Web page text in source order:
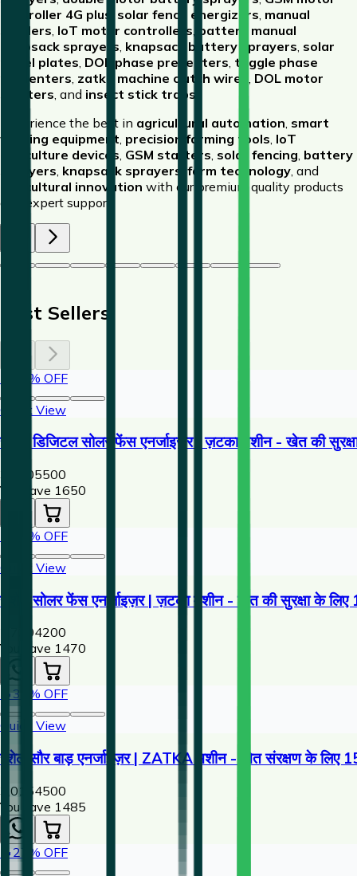
controller 4G plus
solar fence energizers manual
seeders IoT motor controllers
battery manual
knapsack sprayers knapsack battery sprayers solar
panel plates DOL phase preventers toggle phase
preventers zatka machine clutch wires
DOL motor
starters , and insect stick traps
Experience the best in agricultural automation smart
farming equipment precision farming tools IoT
agriculture devices GSM starters solar fencing battery
sprayers knapsack sprayers farm technology , and
agricultural innovation with our premium quality products
and expert support.
Best Sellers
% OFF
Quick View
राशैल डिजिटल सोलर फेंस एनर्जाइज़र | ज़टका मशीन - खेत की
3,8505500
You save ₹ 1650
% OFF
Quick View
राशैल सोलर फेंस एनर्जाइज़र | ज़टका मशीन - खेत की सुरक्षा के लिए
2,7304200
You save ₹ 1470
🔥33
% OFF
Quick View
रशेल सौर बाड़ एनर्जाइज़र | ZATKA मशीन - खेत संरक्षण के लिए
3,0154500
You save ₹ 1485
🔥 27
% OFF